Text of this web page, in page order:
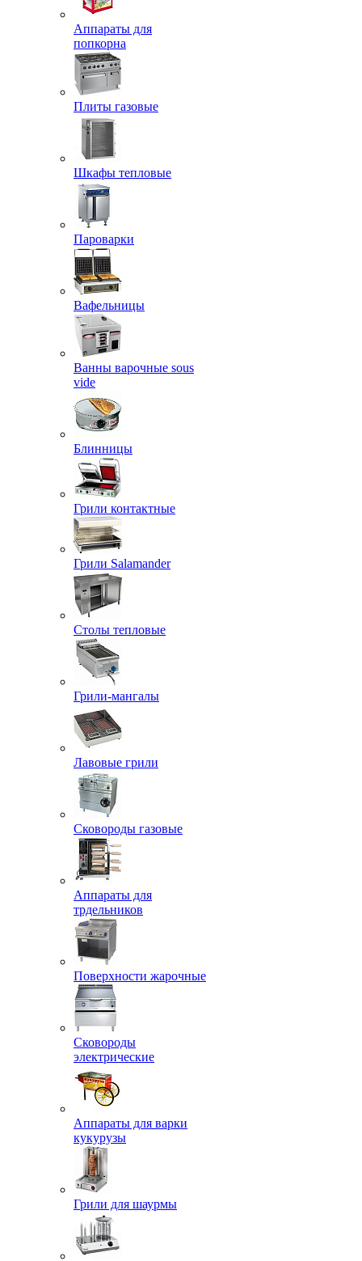
Аппараты для
попкорна
Плиты газовые
Шкафы тепловые
Пароварки
Вафельницы
Ванны варочные sous
vide
Блинницы
Грили контактные
Грили Salamander
Столы тепловые
Грили-мангалы
Лавовые грили
Сковороды газовые
Аппараты для
трдельников
Поверхности жарочные
Сковороды
электрические
Аппараты для варки
кукурузы
Грили для шаурмы